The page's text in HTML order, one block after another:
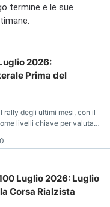
termine e le sue
2026:
Prima del
rally degli ultimi mesi, con il
livelli chiave per valutare
Luglio 2026: Luglio
Corsa Rialzista